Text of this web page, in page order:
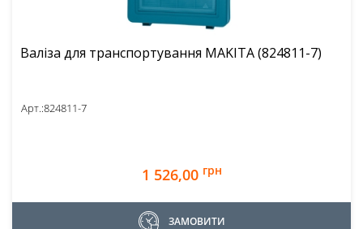
Валіза для транспортування MAKITA (824811-7)
Арт.:824811-7
1 526,00 грн
ЗАМОВИТИ